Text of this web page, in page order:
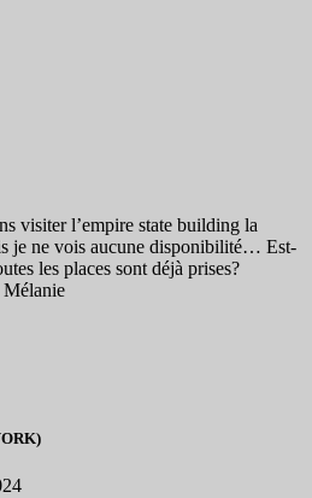
visiter l’empire state building la
je ne vois aucune disponibilité… Est-
les places sont déjà prises?